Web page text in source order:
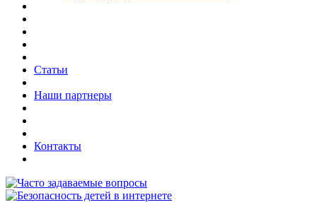
Статьи
Наши партнеры
Контакты